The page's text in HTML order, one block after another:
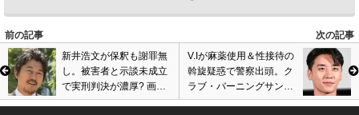
前の記事
次の記事
新井浩文が保釈も謝罪無
し。被害者と示談未成立
で実刑判決が濃厚? 画像
あり
V.Iが麻薬使用＆性接待の
斡旋疑惑で警察出頭。ク
ラブ・バーニングサンの
黒い疑惑、ハッピーバル